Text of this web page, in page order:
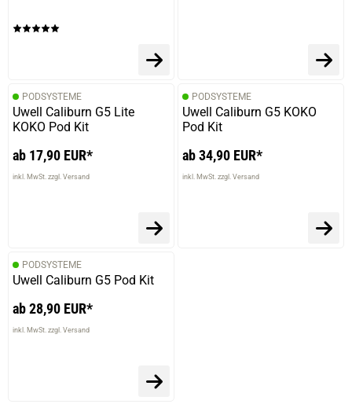
PODSYSTEME
Uwell Caliburn G5 Lite
KOKO Pod Kit
ab 17,90 EUR*
inkl. MwSt. zzgl. Versand
PODSYSTEME
Uwell Caliburn G5 KOKO
Pod Kit
ab 34,90 EUR*
inkl. MwSt. zzgl. Versand
PODSYSTEME
Uwell Caliburn G5 Pod Kit
ab 28,90 EUR*
inkl. MwSt. zzgl. Versand